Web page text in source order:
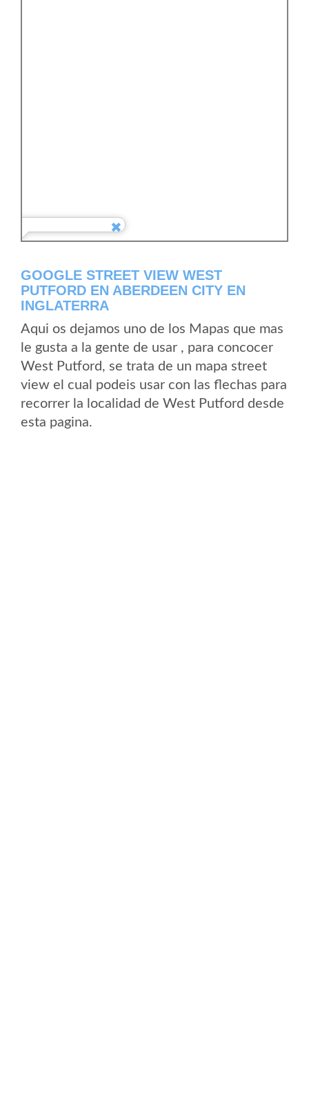
GOOGLE STREET VIEW WEST
PUTFORD EN ABERDEEN CITY EN
INGLATERRA
Aqui os dejamos uno de los Mapas que mas
le gusta a la gente de usar , para concocer
West Putford, se trata de un mapa street
view el cual podeis usar con las flechas para
recorrer la localidad de West Putford desde
esta pagina.